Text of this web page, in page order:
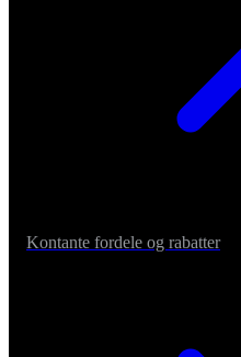
Kontante fordele og rabatter